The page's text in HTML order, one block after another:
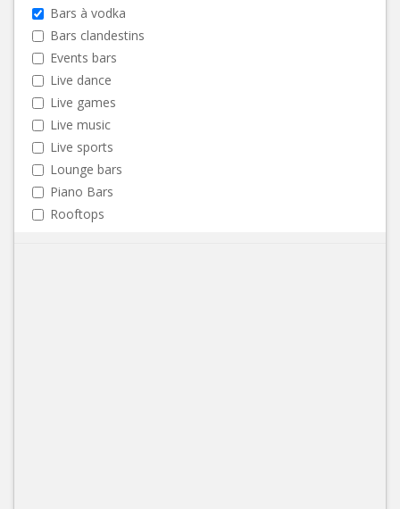
Bars à vodka
Bars clandestins
Events bars
Live dance
Live games
Live music
Live sports
Lounge bars
Piano Bars
Rooftops